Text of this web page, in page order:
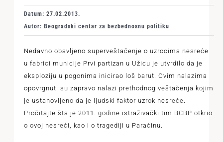
Datum: 27.02.2013.
Autor: Beogradski centar za bezbednosnu politiku
Nedavno obavljeno superveštačenje o uzrocima nesreće
u fabrici municije Prvi partizan u Užicu je utvrdilo da je
eksploziju u pogonima inicirao loš barut. Ovim nalazima
opovrgnuti su zapravo nalazi prethodnog veštačenja kojim
je ustanovljeno da je ljudski faktor uzrok nesreće.
Pročitajte šta je 2011. godine istraživački tim BCBP otkrio
o ovoj nesreći, kao i o tragediji u Paraćinu.